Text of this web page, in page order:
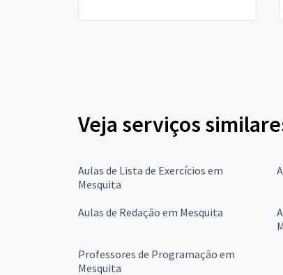
Veja serviços
Aulas de Lista de Exercícios em
Mesquita
Aulas de Redação em Mesquita
Professores de Programação em
Mesquita